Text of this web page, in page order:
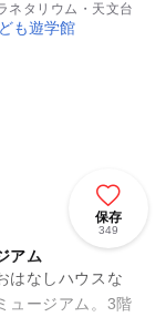
ネタリウム・天文台
保存
349
アム
はなしハウスな
ュージアム。3階